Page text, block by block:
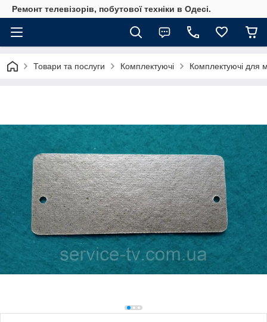
Ремонт телевізорів, побутової техніки в Одесі.
Товари та послуги Комплектуючі Комплектуючі для